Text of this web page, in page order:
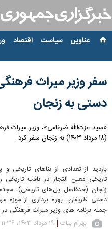
عناوین‌ سیاست اقتصاد
سفر وزیر میراث‌
دستی به زنجان
«سید عزت‌الله ضرغامی»، وزیر میراث‌
(۱۸ مرداد ۱۴۰۳) به زنجان سفر کرد.
بازدید از تعدادی از بناهای تاریخی
تاریخی معین التجار در بافت
زنجان (حدفاصل پل‌های تاریخی)،
دستی ظریفان، بهره برداری از
جمله برنامه های وزیر میراث فرهنگی
بهرام بیات ۱۹ مرداد ۱۴۰۳، ۱۱:۳۶